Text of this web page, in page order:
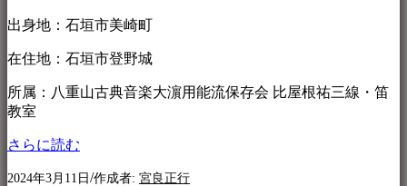
出身地：石垣市美崎町
在住地：石垣市登野城
所属：八重山古典音楽大濵用能流保存会 比屋根祐三線・笛
教室
さらに読む
2024年3月11日 /作成者: 宮良正行